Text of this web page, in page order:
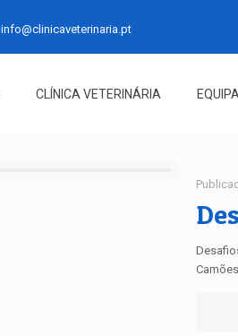
info@clinicaveterinaria.pt
CLÍNICA VETERINÁRIA EQUIPA